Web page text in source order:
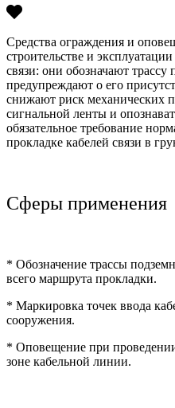
Средства ограждения и
строительстве и
связи: они обозначают трассу
предупреждают о его
снижают риск механических
сигнальной ленты и
обязательное требование
прокладке кабелей связи в
Сферы применения
* Обозначение трассы
всего маршрута прокладки.
* Маркировка точек ввода
сооружения.
* Оповещение при
зоне кабельной линии.